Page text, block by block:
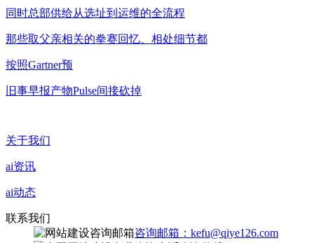
同时总部供给从选址到运维的全流程
那些取父亲相关的拳赛回忆、相处细节都
按照Gartner预
旧事早报产物Pulse间接砍掉
关于我们
ai资讯
ai动态
联系我们
咨询邮箱：kefu@qiye126.com